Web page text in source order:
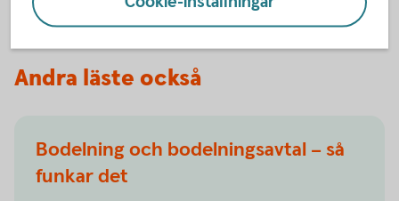
Andra läste också
Bodelning och bodelningsavtal – så
funkar det